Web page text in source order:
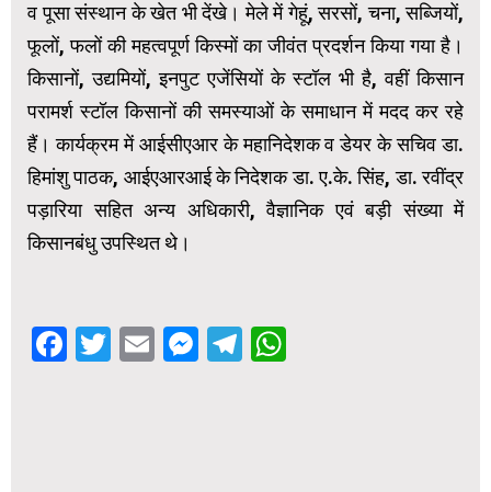
व पूसा संस्थान के खेत भी देंखे। मेले में गेहूं, सरसों, चना, सब्जियों,
फूलों, फलों की महत्वपूर्ण किस्मों का जीवंत प्रदर्शन किया गया है।
किसानों, उद्यमियों, इनपुट एजेंसियों के स्टॉल भी है, वहीं किसान
परामर्श स्टॉल किसानों की समस्याओं के समाधान में मदद कर रहे
हैं। कार्यक्रम में आईसीएआर के महानिदेशक व डेयर के सचिव डा.
हिमांशु पाठक, आईएआरआई के निदेशक डा. ए.के. सिंह, डा. रवींद्र
पड़ारिया सहित अन्य अधिकारी, वैज्ञानिक एवं बड़ी संख्या में
किसानबंधु उपस्थित थे।
Facebook
Twitter
EmailMessenger
Telegram